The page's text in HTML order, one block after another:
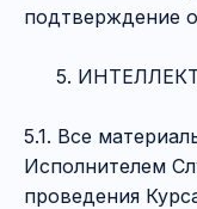
подтверждение
5.
5.1. Все
Исполнителем
проведения